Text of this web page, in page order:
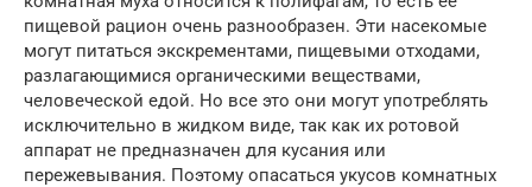
пищевой рацион очень разнообразен. Эти насекомые
могут питаться экскрементами, пищевыми отходами,
разлагающимися органическими веществами,
человеческой едой. Но все это они могут употреблять
исключительно в жидком виде, так как их ротовой
аппарат не предназначен для кусания или
пережевывания. Поэтому опасаться укусов комнатных